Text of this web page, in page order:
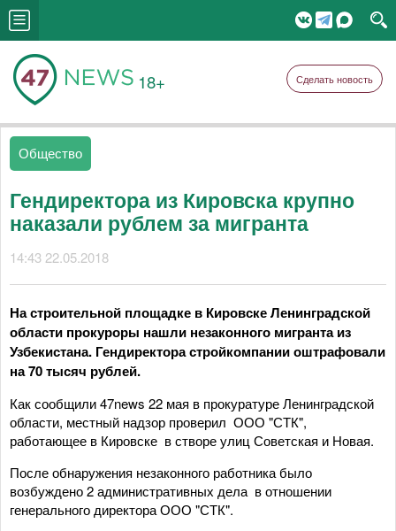
18+ Сделать новость
Общество
Гендиректора из Кировска крупно
наказали рублем за мигранта
14:43 22.05.2018
На строительной площадке в Кировске Ленинградской
области прокуроры нашли незаконного мигранта из
Узбекистана. Гендиректора стройкомпании оштрафовали
на 70 тысяч рублей.
Как сообщили 47news 22 мая в прокуратуре Ленинградской
области, местный надзор проверил ООО "СТК",
работающее в Кировске в створе улиц Советская и Новая.
После обнаружения незаконного работника было
возбуждено 2 административных дела в отношении
генерального директора ООО "СТК".